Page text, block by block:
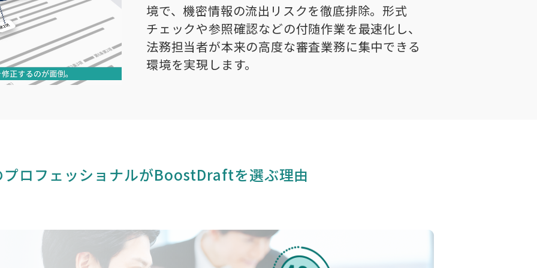
境で、機密情報の流出リスクを徹底排除。形式
チェックや参照確認などの付随作業を最速化し、
法務担当者が本来の高度な審査業務に集中できる
環境を実現します。
ロフェッショナルがBoostDraftを選ぶ理由